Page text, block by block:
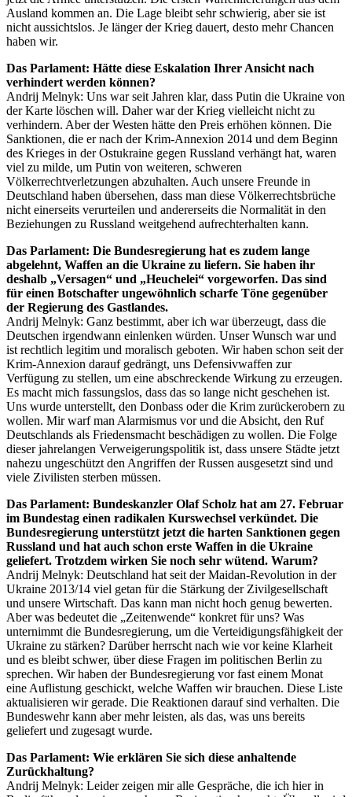
Ausland kommen an. Die Lage bleibt sehr schwierig, aber sie ist
nicht aussichtslos. Je länger der Krieg dauert, desto mehr Chancen
haben wir.
Das Parlament: Hätte diese Eskalation Ihrer Ansicht nach
verhindert werden können?
Andrij Melnyk: Uns war seit Jahren klar, dass Putin die Ukraine von
der Karte löschen will. Daher war der Krieg vielleicht nicht zu
verhindern. Aber der Westen hätte den Preis erhöhen können. Die
Sanktionen, die er nach der Krim-Annexion 2014 und dem Beginn
des Krieges in der Ostukraine gegen Russland verhängt hat, waren
viel zu milde, um Putin von weiteren, schweren
Völkerrechtverletzungen abzuhalten. Auch unsere Freunde in
Deutschland haben übersehen, dass man diese Völkerrechtsbrüche
nicht einerseits verurteilen und andererseits die Normalität in den
Beziehungen zu Russland weitgehend aufrechterhalten kann.
Das Parlament: Die Bundesregierung hat es zudem lange
abgelehnt, Waffen an die Ukraine zu liefern. Sie haben ihr
deshalb „Versagen“ und „Heuchelei“ vorgeworfen. Das sind
für einen Botschafter ungewöhnlich scharfe Töne gegenüber
der Regierung des Gastlandes.
Andrij Melnyk: Ganz bestimmt, aber ich war überzeugt, dass die
Deutschen irgendwann einlenken würden. Unser Wunsch war und
ist rechtlich legitim und moralisch geboten. Wir haben schon seit der
Krim-Annexion darauf gedrängt, uns Defensivwaffen zur
Verfügung zu stellen, um eine abschreckende Wirkung zu erzeugen.
Es macht mich fassungslos, dass das so lange nicht geschehen ist.
Uns wurde unterstellt, den Donbass oder die Krim zurückerobern zu
wollen. Mir warf man Alarmismus vor und die Absicht, den Ruf
Deutschlands als Friedensmacht beschädigen zu wollen. Die Folge
dieser jahrelangen Verweigerungspolitik ist, dass unsere Städte jetzt
nahezu ungeschützt den Angriffen der Russen ausgesetzt sind und
viele Zivilisten sterben müssen.
Das Parlament: Bundeskanzler Olaf Scholz hat am 27. Februar
im Bundestag einen radikalen Kurswechsel verkündet. Die
Bundesregierung unterstützt jetzt die harten Sanktionen gegen
Russland und hat auch schon erste Waffen in die Ukraine
geliefert. Trotzdem wirken Sie noch sehr wütend. Warum?
Andrij Melnyk: Deutschland hat seit der Maidan-Revolution in der
Ukraine 2013/14 viel getan für die Stärkung der Zivilgesellschaft
und unsere Wirtschaft. Das kann man nicht hoch genug bewerten.
Aber was bedeutet die „Zeitenwende“ konkret für uns? Was
unternimmt die Bundesregierung, um die Verteidigungsfähigkeit der
Ukraine zu stärken? Darüber herrscht nach wie vor keine Klarheit
und es bleibt schwer, über diese Fragen im politischen Berlin zu
sprechen. Wir haben der Bundesregierung vor fast einem Monat
eine Auflistung geschickt, welche Waffen wir brauchen. Diese Liste
aktualisieren wir gerade. Die Reaktionen darauf sind verhalten. Die
Bundeswehr kann aber mehr leisten, als das, was uns bereits
geliefert und zugesagt wurde.
Das Parlament: Wie erklären Sie sich diese anhaltende
Zurückhaltung?
Andrij Melnyk: Leider zeigen mir alle Gespräche, die ich hier in